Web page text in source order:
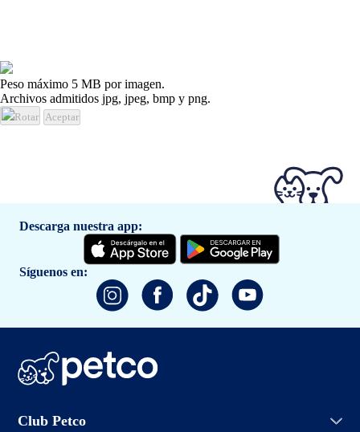
Peso máximo 5 MB por imagen.
Archivos admitidos jpg, jpeg, bmp y png.
Rotar Aceptar
Descarga nuestra app:
Síguenos en:
Club Petco
Iniciar sesión